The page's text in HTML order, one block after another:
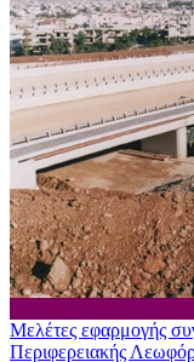
Μελέτες εφαρμογής
Περιφερειακής